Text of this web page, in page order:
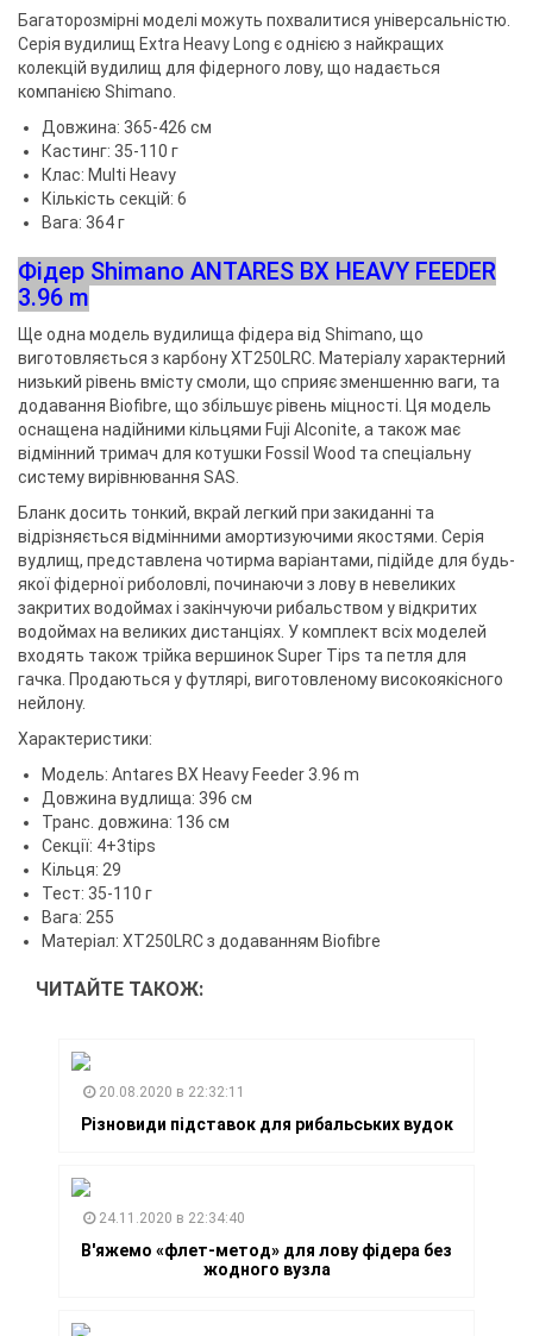
Багаторозмірні моделі можуть похвалитися універсальністю.
Серія вудилищ Extra Heavy Long є однією з найкращих
колекцій вудилищ для фідерного лову, що надається
компанією Shimano.
Довжина: 365-426 см
Кастинг: 35-110 г
Клас: Multi Heavy
Кількість секцій: 6
Вага: 364 г
Фідер Shimano ANTARES BX HEAVY FEEDER
3.96 m
Ще одна модель вудилища фідера від Shimano, що
виготовляється з карбону XT250LRC. Матеріалу характерний
низький рівень вмісту смоли, що сприяє зменшенню ваги, та
додавання Biofibre, що збільшує рівень міцності. Ця модель
оснащена надійними кільцями Fuji Alconite, а також має
відмінний тримач для котушки Fossil Wood та спеціальну
систему вирівнювання SAS.
Бланк досить тонкий, вкрай легкий при закиданні та
відрізняється відмінними амортизуючими якостями. Серія
вудлищ, представлена ​​чотирма варіантами, підійде для будь-
якої фідерної риболовлі, починаючи з лову в невеликих
закритих водоймах і закінчуючи рибальством у відкритих
водоймах на великих дистанціях. У комплект всіх моделей
входять також трійка вершинок Super Tips та петля для
гачка. Продаються у футлярі, виготовленому високоякісного
нейлону.
Характеристики:
Модель: Antares BX Heavy Feeder 3.96 m
Довжина вудлища: 396 см
Транс. довжина: 136 см
Секції: 4+3tips
Кільця: 29
Тест: 35-110 г
Вага: 255
Матеріал: XT250LRC з додаванням Biofibre
ЧИТАЙТЕ ТАКОЖ:
20.08.2020 в 22:32:11
Різновиди підставок для рибальських вудок
24.11.2020 в 22:34:40
В'яжемо «флет-метод» для лову фідера без
жодного вузла